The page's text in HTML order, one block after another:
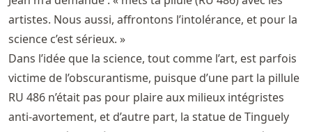
artistes. Nous aussi, affrontons l’intolérance, et pour la
science c’est sérieux. »
Dans l’idée que la science, tout comme l’art, est parfois
victime de l’obscurantisme, puisque d’une part la pillule
RU 486 n’était pas pour plaire aux milieux intégristes
anti-avortement, et d’autre part, la statue de Tinguely